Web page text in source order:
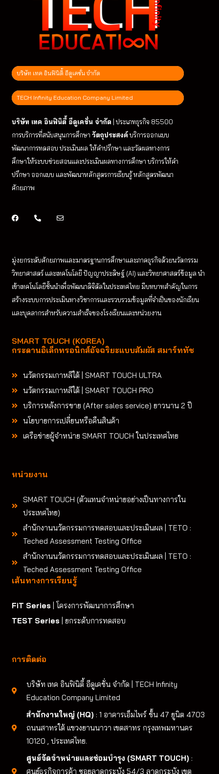
บริษัท เทค อินฟินิตี้ อีดูเคชั่น จำกัด
TECH Infinity Education Company Limited
บริษัท เทค อินฟินิตี้ อีดูเคชั่น จำกัด | ประเภทธุรกิจ 85500
การบริการที่สนับสนุนการศึกษา วัตถุประสงค์ บริการออกแบบ
พัฒนาการทดสอบ ประเมินผล ให้คำปรึกษา และวัดผลทางการ
ศึกษาให้ระบบช่วยสอนและประเมินผลทางการศึกษา บริการให้คำ
ปรึกษา ออกแบบ และพัฒนาหลักสูตรการเรียนรู้ หลักสูตรพัฒนา
ศักยภาพ
มุ่งยกระดับศักยภาพและมาตรฐานการศึกษาและภาคธุรกิจด้วยนวัตกรรม
วิทยาศาสตร์ และเทคโนโลยี ปัญญาประดิษฐ์ (AI) และวิทยาศาสตร์ข้อมูล นำ
เข้าเทคโนโลยีชั้นนำเพื่อพัฒนาดิจิตัลในประเทศไทย มีบทบาทสำคัญในการ
สร้างระบบการประเมินทางวิชาการและรวบรวมข้อมูลที่จำเป็นของนักเรียน
และบุคลากรสำหรับความสำเร็จของโรงเรียนและหน่วยงาน
SMART TOUCH (KOREA)
กระดานอิเล็กทรอนิกส์อัจฉริยะแบบสัมผัส สมาร์ททัช
นวัตกรรมเกาหลีใต้ | SMART TOUCH ULTRA
นวัตกรรมเกาหลีใต้ | SMART TOUCH PRO
บริการหลังการขาย (After sales service) ยาวนาน 2 ปี
นโยบายการเปลี่ยนหรือคืนสินค้า
เครือข่ายผู้จำหน่าย SMART TOUCH ในประเทศไทย
หน่วยงาน
SMART TOUCH (ตัวแทนจำหน่ายอย่างเป็นทางการใน
ประเทศไทย)
สำนักงานนวัตกรรมการทดสอบและประเมินผล | TETO :
Teched Assessment Testing Office
สำนักงานนวัตกรรมการทดสอบและประเมินผล | TETO :
Teched Assessment Testing Office
เส้นทางการเรียนรู้
FiT Series | โครงการพัฒนาการศึกษา
TEST Series
| ยกระดับการทดสอบ
การติดต่อ
บริษัท เทค อินฟินิตี้ อีดูเคชั่น จำกัด | TECH Infinity
Education Company Limited
สำนักงานใหญ่ (HQ) : 1 อาคารเอ็มไพร์ ชั้น 47 ยูนิต 4703
ถนนสาทรใต้ แขวงยานนาวา เขตสาทร กรุงเทพมหานคร
10120 , ประเทศไทย.
ศูนย์จัดจำหน่ายและซ่อมบำรุง (SMART TOUCH) :
ศูนย์ธุรกิจการค้า ซอยลาดกระบัง 54/3 ลาดกระบัง เขต